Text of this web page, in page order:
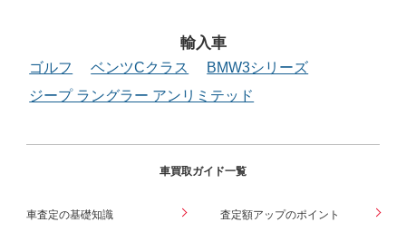
輸入車
ゴルフ ベンツCクラス
BMW3シリーズ
ジープ ラングラー アンリミテッド
車買取ガイド一覧
車査定の基礎知識 査定額アップのポイント